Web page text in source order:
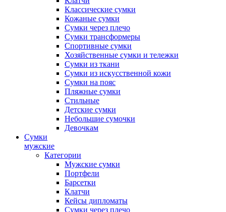
Классические сумки
Кожаные сумки
Сумки через плечо
Сумки трансформеры
Спортивные сумки
Хозяйственные сумки и тележки
Сумки из ткани
Сумки из искусственной кожи
Сумки на пояс
Пляжные сумки
Стильные
Детские сумки
Небольшие сумочки
Девочкам
Сумки
мужские
Категории
Мужские сумки
Портфели
Барсетки
Клатчи
Кейсы дипломаты
Сумки через плечо